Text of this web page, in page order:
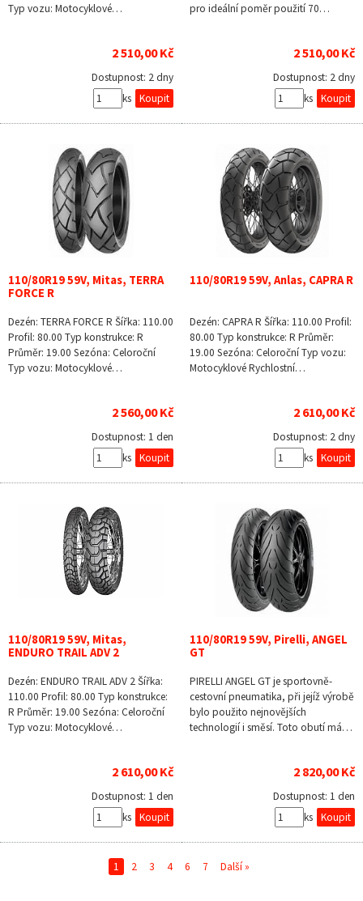
Typ vozu: Motocyklové…
2 510,00 Kč
Dostupnost: 2 dny
ks
pro ideální poměr použití 70…
2 510,00 Kč
Dostupnost: 2 dny
ks
110/80R19 59V, Mitas, TERRA
FORCE R
Dezén: TERRA FORCE R Šířka: 110.00
Profil: 80.00 Typ konstrukce: R
Průměr: 19.00 Sezóna: Celoroční
Typ vozu: Motocyklové…
2 560,00 Kč
Dostupnost: 1 den
ks
110/80R19 59V, Anlas, CAPRA R
Dezén: CAPRA R Šířka: 110.00 Profil:
80.00 Typ konstrukce: R Průměr:
19.00 Sezóna: Celoroční Typ vozu:
Motocyklové Rychlostní…
2 610,00 Kč
Dostupnost: 2 dny
ks
110/80R19 59V, Mitas,
ENDURO TRAIL ADV 2
Dezén: ENDURO TRAIL ADV 2 Šířka:
110.00 Profil: 80.00 Typ konstrukce:
R Průměr: 19.00 Sezóna: Celoroční
Typ vozu: Motocyklové…
2 610,00 Kč
Dostupnost: 1 den
ks
110/80R19 59V, Pirelli, ANGEL
GT
PIRELLI ANGEL GT je sportovně-
cestovní pneumatika, při jejíž výrobě
bylo použito nejnovějších
technologií i směsí. Toto obutí má…
2 820,00 Kč
Dostupnost: 1 den
ks
1 2 3 4 6 7 Další »